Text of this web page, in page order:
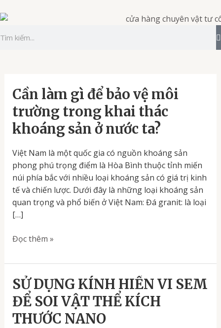
tới
dung
kiếm
Cần làm gì để bảo vệ môi
trường trong khai thác
khoáng sản ở nước ta?
Việt Nam là một quốc gia có nguồn khoáng sản
phong phú trọng điểm là Hòa Bình thuộc tỉnh miến
núi phía bắc với nhiều loại khoáng sản có giá trị kinh
tế và chiến lược. Dưới đây là những loại khoáng sản
quan trọng và phổ biến ở Việt Nam: Đá granit: là loại
[…]
Cần
gì
để
vệ
môi
trường
trong
khai
thác
sản
nước
ta?
Đọc thêm »
SỬ DỤNG KÍNH HIỂN VI SEM
ĐỂ SOI VẬT THỂ KÍCH
THƯỚC NANO
SỬ
DỤNG
KÍNH
HIỂN